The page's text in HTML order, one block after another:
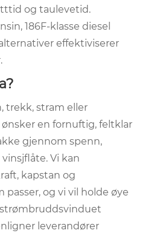
og taulevetid.
186F-klasse diesel
effektiviserer
trekk, stram eller
en fornuftig, feltklar
gjennom spenn,
Vi kan
kapstan og
og vi vil holde øye
leverandører